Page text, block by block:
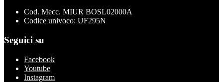
Cod. Mecc. MIUR BOSL02000A
Codice univoco: UF295N
Seguici su
Facebook
Youtube
Instagram